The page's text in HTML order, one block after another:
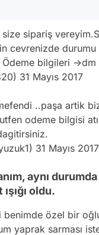
sipariş
cevrenizde
Ödeme bilgileri ->dm
31 Mayıs 2017
..paşa artik
odeme bilgisi
31 Mayıs 2017
aynı
oldu.
benimde özel bir
yaprak sarması